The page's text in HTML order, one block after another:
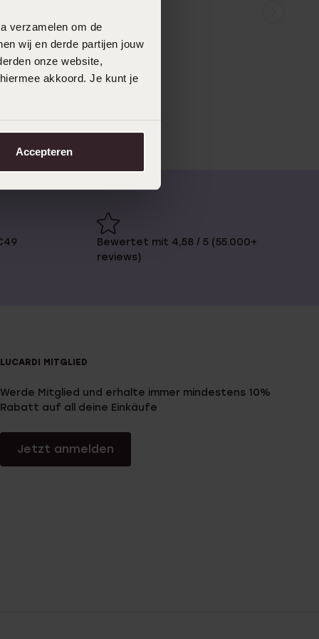
verzamelen om de
wij en derde partijen jouw
onze website,
akkoord. Je kunt je
Accepteren
Bewertet mit 4,58 / 5 (55.000+
reviews)
LUCARDI MITGLIED
Werde Mitglied und erhalte immer mindestens 10%
Rabatt auf all deine Einkäufe
Jetzt anmelden